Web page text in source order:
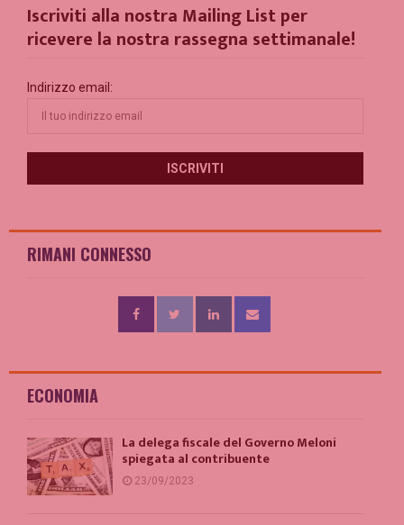
Iscriviti alla nostra Mailing List per
ricevere la nostra rassegna settimanale!
Indirizzo email:
RIMANI CONNESSO
ECONOMIA
La delega fiscale del Governo Meloni
spiegata al contribuente
23/09/2023